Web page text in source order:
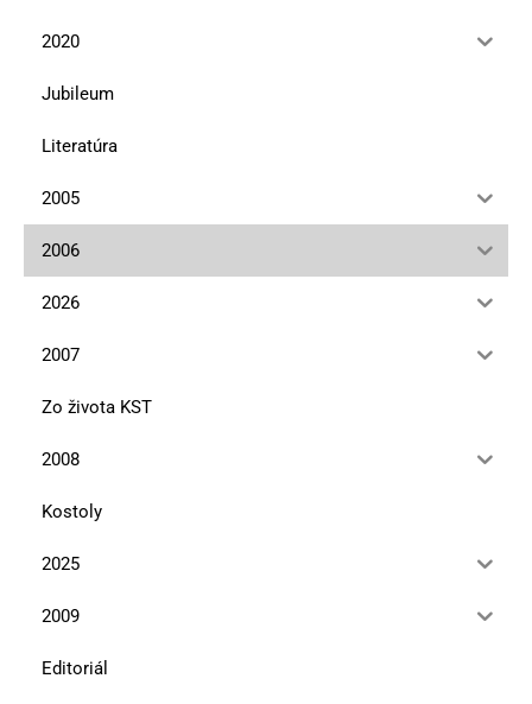
2020
Jubileum
Literatúra
2005
2006
2026
2007
Zo života KST
2008
Kostoly
2025
2009
Editoriál